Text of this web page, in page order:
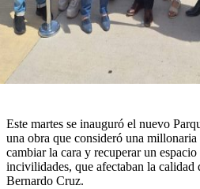
Este martes se inauguró el nuevo
una obra que consideró una
cambiar la cara y recuperar un
incivilidades, que afectaban la
Bernardo Cruz.